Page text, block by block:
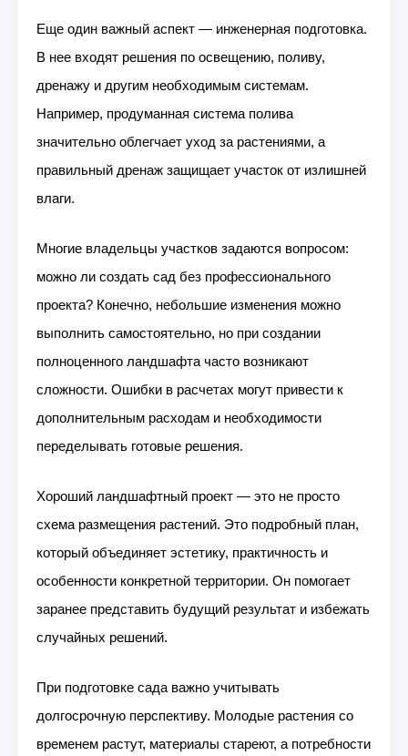
Еще один важный аспект — инженерная подготовка.
В нее входят решения по освещению, поливу,
дренажу и другим необходимым системам.
Например, продуманная система полива
значительно облегчает уход за растениями, а
правильный дренаж защищает участок от излишней
влаги.
Многие владельцы участков задаются вопросом:
можно ли создать сад без профессионального
проекта? Конечно, небольшие изменения можно
выполнить самостоятельно, но при создании
полноценного ландшафта часто возникают
сложности. Ошибки в расчетах могут привести к
дополнительным расходам и необходимости
переделывать готовые решения.
Хороший ландшафтный проект — это не просто
схема размещения растений. Это подробный план,
который объединяет эстетику, практичность и
особенности конкретной территории. Он помогает
заранее представить будущий результат и избежать
случайных решений.
При подготовке сада важно учитывать
долгосрочную перспективу. Молодые растения со
временем растут, материалы стареют, а потребности